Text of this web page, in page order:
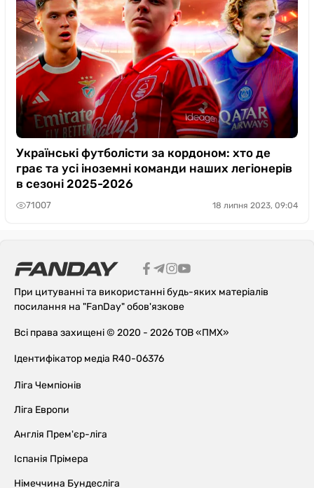
Українські футболісти за кордоном: хто де
грає та усі іноземні команди наших легіонерів
в сезоні 2025-2026
71007 18 липня 2023, 09:04
При цитуванні та використанні будь-яких матеріалів
посилання на "FanDay" обов'язкове
Всі права захищені © 2020 - 2026 ТОВ «ПМХ»
Ідентифікатор медіа R40-06376
Ліга Чемпіонів
Ліга Европи
Англія Прем'єр-ліга
Іспанія Прімера
Німеччина Бундесліга